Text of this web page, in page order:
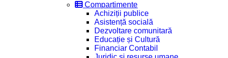
Compartimente
Achiziții publice
Asistență socială
Dezvoltare comunitară
Educație și Cultură
Financiar Contabil